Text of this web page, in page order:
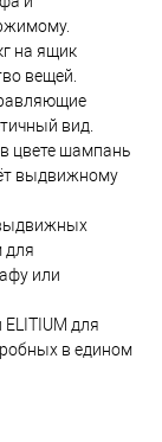
на ящик
вещей.
вид.
цвете шампань
выдвижному
для
или
для
в едином